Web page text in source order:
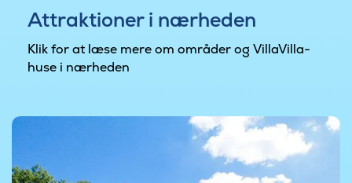
Attraktioner i nærheden
Klik for at læse mere om områder og VillaVilla-
huse i nærheden